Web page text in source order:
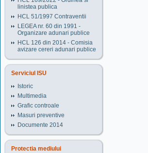
linistea publica
HCL 51/1997 Contraventii
LEGEA nr. 60 din 1991 -
Organizare adunari publice
HCL 126 din 2014 - Comisia
avizare cereri adunari publice
Serviciul ISU
Istoric
Multimedia
Grafic controale
Masuri preventive
Documente 2014
Protectia mediului